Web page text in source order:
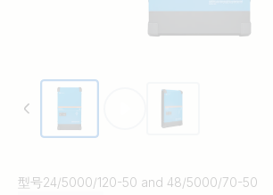
型号24/5000/120-50 and 48/5000/70-50